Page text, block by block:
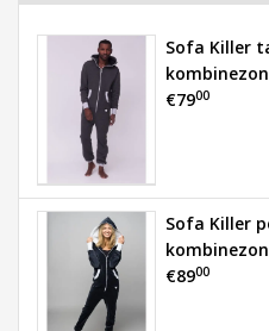
Sofa Killer
€7900
Sofa Killer
€8900